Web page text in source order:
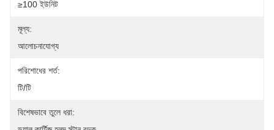
≥100 ইউনিট
মূল্য:
আলোচনাযোগ্য
পরিশোধের শর্ত:
টি/টি
বিশেষভাবে তুলে ধরা: